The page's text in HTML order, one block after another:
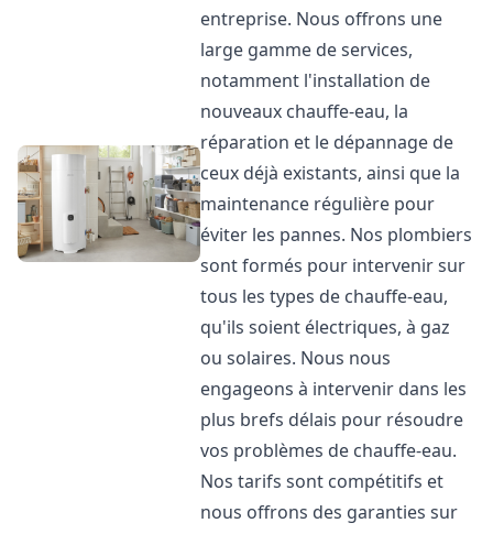
entreprise. Nous offrons une
large gamme de services,
notamment l'installation de
nouveaux chauffe-eau, la
réparation et le dépannage de
ceux déjà existants, ainsi que la
maintenance régulière pour
éviter les pannes. Nos plombiers
sont formés pour intervenir sur
tous les types de chauffe-eau,
qu'ils soient électriques, à gaz
ou solaires. Nous nous
engageons à intervenir dans les
plus brefs délais pour résoudre
vos problèmes de chauffe-eau.
Nos tarifs sont compétitifs et
nous offrons des garanties sur